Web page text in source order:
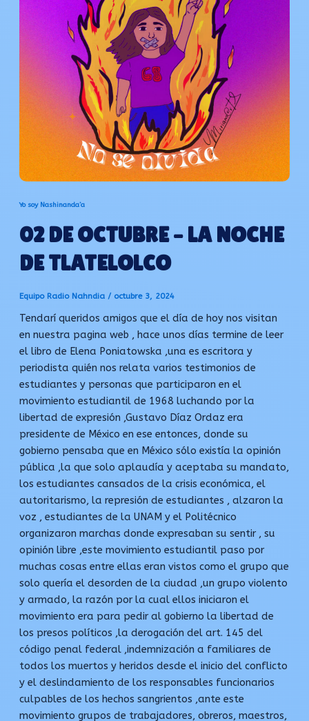
Yo soy Nashinanda’a
02 DE OCTUBRE – LA NOCHE
DE TLATELOLCO
Equipo Radio Nahndia / octubre 3, 2024
Tendarí queridos amigos que el día de hoy nos visitan
en nuestra pagina web , hace unos días termine de leer
el libro de Elena Poniatowska ,una es escritora y
periodista quién nos relata varios testimonios de
estudiantes y personas que participaron en el
movimiento estudiantil de 1968 luchando por la
libertad de expresión ,Gustavo Díaz Ordaz era
presidente de México en ese entonces, donde su
gobierno pensaba que en México sólo existía la opinión
pública ,la que solo aplaudía y aceptaba su mandato,
los estudiantes cansados de la crisis económica, el
autoritarismo, la represión de estudiantes , alzaron la
voz , estudiantes de la UNAM y el Politécnico
organizaron marchas donde expresaban su sentir , su
opinión libre ,este movimiento estudiantil paso por
muchas cosas entre ellas eran vistos como el grupo que
solo quería el desorden de la ciudad ,un grupo violento
y armado, la razón por la cual ellos iniciaron el
movimiento era para pedir al gobierno la libertad de
los presos políticos ,la derogación del art. 145 del
código penal federal ,indemnización a familiares de
todos los muertos y heridos desde el inicio del conflicto
y el deslindamiento de los responsables funcionarios
culpables de los hechos sangrientos ,ante este
movimiento grupos de trabajadores, obreros, maestros,